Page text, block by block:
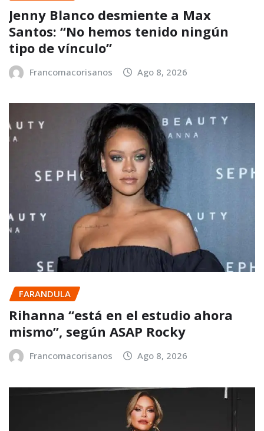
Jenny Blanco desmiente a Max
Santos: “No hemos tenido ningún
tipo de vínculo”
Francomacorisanos Ago 8, 2026
FARANDULA
Rihanna “está en el estudio ahora
mismo”, según ASAP Rocky
Francomacorisanos Ago 8, 2026